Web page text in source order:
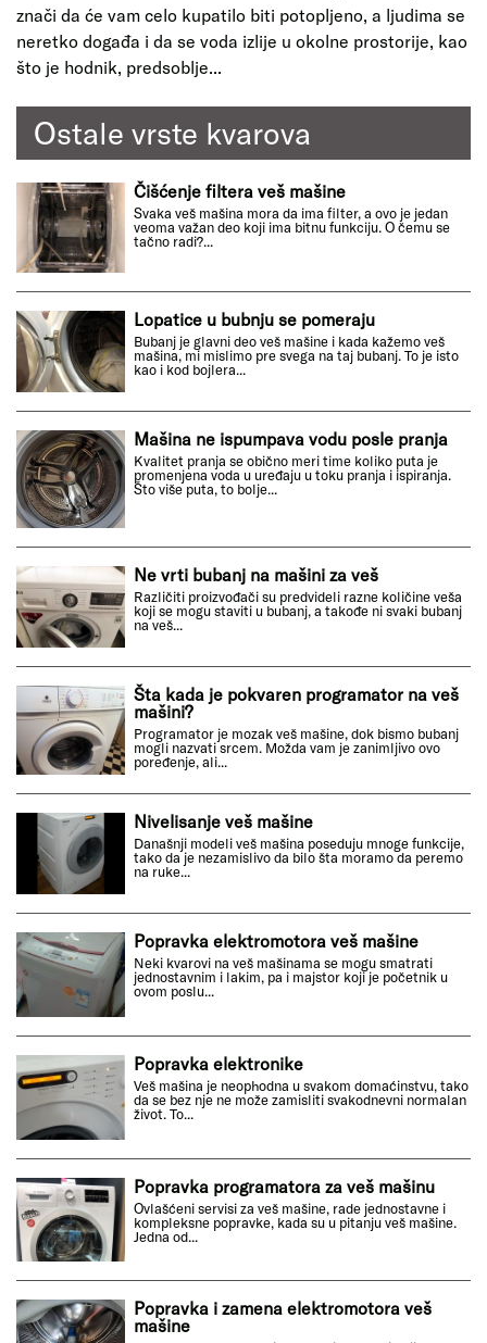
znači da će vam celo kupatilo biti potopljeno, a ljudima se
neretko događa i da se voda izlije u okolne prostorije, kao
što je hodnik, predsoblje...
Ostale vrste kvarova
Čišćenje filtera veš mašine
Svaka veš mašina mora da ima filter, a ovo je jedan
veoma važan deo koji ima bitnu funkciju. O čemu se
tačno radi?...
Lopatice u bubnju se pomeraju
Bubanj je glavni deo veš mašine i kada kažemo veš
mašina, mi mislimo pre svega na taj bubanj. To je isto
kao i kod bojlera...
Mašina ne ispumpava vodu posle pranja
Kvalitet pranja se obično meri time koliko puta je
promenjena voda u uređaju u toku pranja i ispiranja.
Što više puta, to bolje...
Ne vrti bubanj na mašini za veš
Različiti proizvođači su predvideli razne količine veša
koji se mogu staviti u bubanj, a takođe ni svaki bubanj
na veš...
Šta kada je pokvaren programator na veš
mašini?
Programator je mozak veš mašine, dok bismo bubanj
mogli nazvati srcem. Možda vam je zanimljivo ovo
poređenje, ali...
Nivelisanje veš mašine
Današnji modeli veš mašina poseduju mnoge funkcije,
tako da je nezamislivo da bilo šta moramo da peremo
na ruke...
Popravka elektromotora veš mašine
Neki kvarovi na veš mašinama se mogu smatrati
jednostavnim i lakim, pa i majstor koji je početnik u
ovom poslu...
Popravka elektronike
Veš mašina je neophodna u svakom domaćinstvu, tako
da se bez nje ne može zamisliti svakodnevni normalan
život. To...
Popravka programatora za veš mašinu
Ovlašćeni servisi za veš mašine, rade jednostavne i
kompleksne popravke, kada su u pitanju veš mašine.
Jedna od...
Popravka i zamena elektromotora veš
mašine